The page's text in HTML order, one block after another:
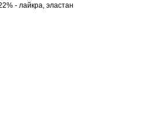
- лайкра, эластан